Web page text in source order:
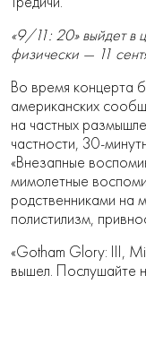
«9/11: 20» выйдет в
физически — 11
Во время концерта
американских
на частных
частности, 30-
«Внезапные
мимолетные
родственниками на
полистилизм,
«Gotham Glory: III,
вышел. Послушайте